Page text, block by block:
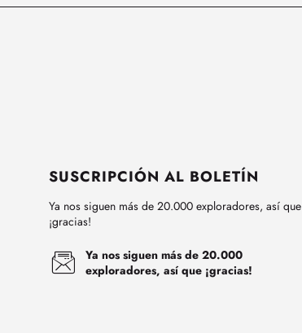
SUSCRIPCIÓN AL BOLETÍN
Ya nos siguen más de 20.000 exploradores, así que
¡gracias!
Ya nos siguen más de 20.000
exploradores, así que ¡gracias!